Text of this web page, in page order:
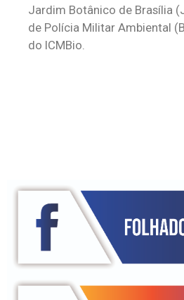
Jardim Botânico de Brasília
de Polícia Militar Ambiental
do ICMBio.